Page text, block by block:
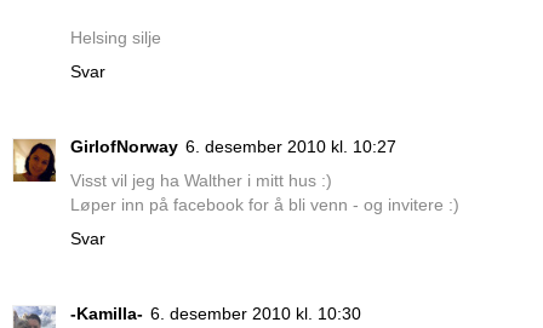
Helsing silje
Svar
GirlofNorway 6. desember 2010 kl. 10:27
Visst vil jeg ha Walther i mitt hus :)
Løper inn på facebook for å bli venn - og invitere :)
Svar
-Kamilla- 6. desember 2010 kl. 10:30